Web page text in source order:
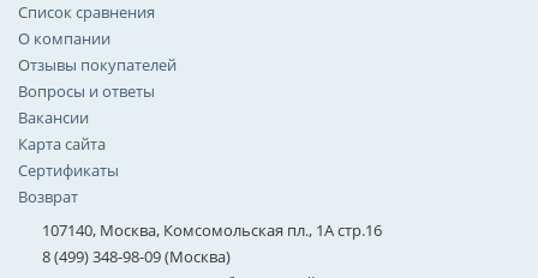
Список сравнения
О компании
Отзывы покупателей
Вопросы и ответы
Вакансии
Карта сайта
Сертификаты
Возврат
107140, Москва, Комсомольская пл., 1А стр.16
8 (499) 348-98-09 (Москва)